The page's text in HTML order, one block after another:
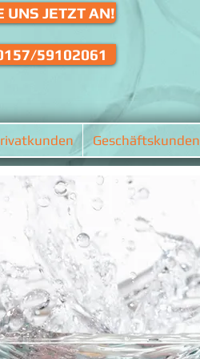
UNS JETZT AN!
Geschäftskunden
59102061